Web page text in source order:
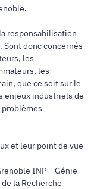
responsabilisation
donc concernés
les
les
que ce soit sur le
enjeux industriels de
et leur point de vue
INP – Génie
la Recherche